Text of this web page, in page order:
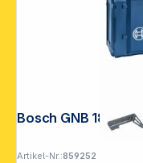
Artikel-Nr.:859252